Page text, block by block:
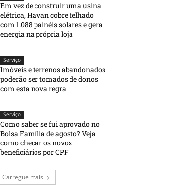
Em vez de construir uma usina
elétrica, Havan cobre telhado
com 1.088 painéis solares e gera
energia na própria loja
Serviço
Imóveis e terrenos abandonados
poderão ser tomados de donos
com esta nova regra
Serviço
Como saber se fui aprovado no
Bolsa Família de agosto? Veja
como checar os novos
beneficiários por CPF
Carregue mais